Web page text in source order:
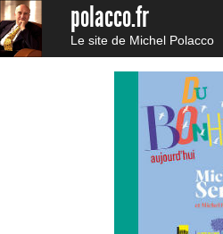
polacco.fr
Le site de Michel Polacco